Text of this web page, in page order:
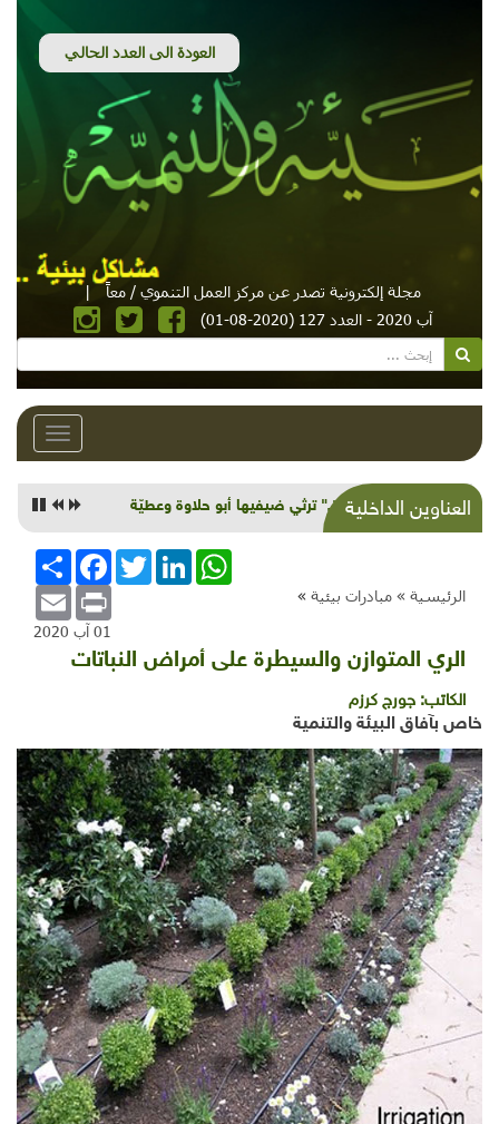
مجلة إلكترونية تصدر عن مركز العمل التنموي / معاً
|
آب 2020 - العدد 127 (2020-08-01)
Toggle
العناوين الداخلية"آفاق" ترثي ضيفيها أبو حلاوة وعطيّة
الرئيسية » مبادرات بيئية »
انشر
FacebookTwitterLinkedInWhatsApp
Email Print
01 آب 2020
الري المتوازن والسيطرة على أمراض النباتات
الكاتب: جورج كرزم
خاص بآفاق البيئة والتنمية